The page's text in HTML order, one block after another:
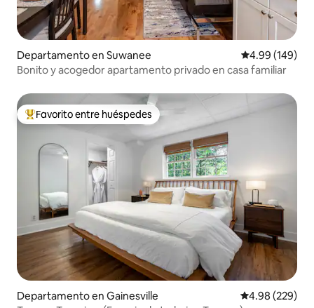
Departamento en Suwanee Calificación
4.99 (149)
Bonito y acogedor apartamento privado en casa familiar
De los mejores en Favorito entre huéspedes
Favorito entre huéspedes
Departamento en Gainesville Calificación
4.98 (229)